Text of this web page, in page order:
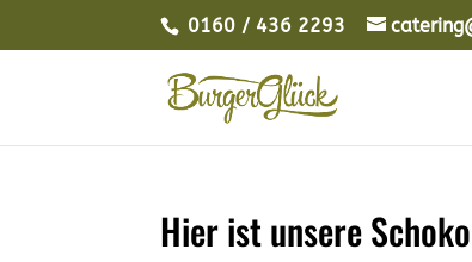
0160 / 436 2293
Hier ist unsere